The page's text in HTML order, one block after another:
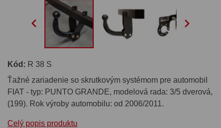
 
Kód: R 38 S
Ťažné zariadenie so skrutkovým systémom pre automobil
FIAT - typ: PUNTO GRANDE, modelová rada: 3/5 dverová,
(199). Rok výroby automobilu: od 2006/2011.
Celý popis produktu